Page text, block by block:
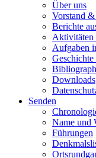
Über uns
Vorstand
Berichte
Aktivitäten
Aufgaben
Geschichte
Downloads
Senden
Name und
Führungen